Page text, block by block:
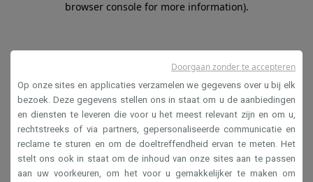
browser console for more information).
Op onze sites en applicaties verzamelen we gegevens over u bij elk
bezoek. Deze gegevens stellen ons in staat om u de aanbiedingen
en diensten te leveren die voor u het meest relevant zijn en om u,
rechtstreeks of via partners, gepersonaliseerde communicatie en
reclame te sturen en om de doeltreffendheid ervan te meten. Het
stelt ons ook in staat om de inhoud van onze sites aan te passen
aan uw voorkeuren, om het voor u gemakkelijker te maken om
Doorgaan zonder te accepteren